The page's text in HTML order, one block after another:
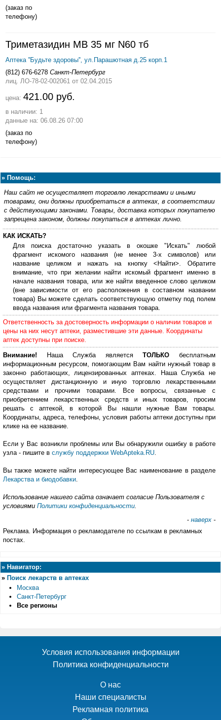
(заказ по
телефону)
Триметазидин МВ 35 мг N60 тб
Аптека ''Будьте здоровы'', ул.Парашютная д.25 корп.1
(812) 676-6278 Санкт-Петербург
лиц. ЛО-78-02-002061 от 02.04.2015
цена: 421.00 руб.
в наличии: 1
данные на: 06.08.26 07:00
(заказ по
телефону)
» Помощь:
Наш сайт не осуществляет торговлю лекарствами и иными
товарами, они должны приобретаться в аптеках, в соответствии
с действующими законами. Товары, доставка которых покупателю
запрещена законом, должны покупаться в аптеках лично.
КАК ИСКАТЬ?
Для поиска достаточно указать в окошке "Искать" любой
фрагмент искомого названия (не менее 3-х символов) или
название целиком и нажать на кнопку <Найти>. Обратите
внимание, что при желании найти искомый фрагмент именно в
начале названия товара, или же найти введенное слово целиком
(вне зависимости от его расположения в составном названии
товара) Вы можете сделать соответствующую отметку под полем
ввода названия или фрагмента названия товара.
Ответственность за достоверность информации о наличии товаров и
цены на них несут аптеки, разместившие эти данные. Координаты
аптек доступны при поиске.
Внимание! Наша Служба являетсяТОЛЬКО бесплатным
информационным ресурсом, помогающим Вам найти нужный товар в
законно работающих, лицензированных аптеках. Наша Служба не
осуществляет дистанционную и иную торговлю лекарственными
средствами и прочими товарами. Все вопросы, связанные с
приобретением лекарственных средств и иных товаров, просим
решать с аптекой, в которой Вы нашли нужные Вам товары.
Координаты, адреса, телефоны, условия работы аптеки доступны при
клике на ее название.
Если у Вас возникли проблемы или Вы обнаружили ошибку в работе
узла - пишите в службу поддержки WebApteka.RU
Вы также можете найти интересующее Вас наименование в разделе
Лекарства и биодобавки
Использование нашего сайта означает согласие Пользователя с
условиями Политики конфиденциальности
- наверх -
Реклама. Информация о рекламодателе по ссылкам в рекламных
постах.
» Навигатор:
» Поиск лекарств в аптеках
Москва
Санкт-Петербург
Все регионы
Условия использования информации
Политика конфиденциальности
О нас
Наши специалисты
Рекламная политика